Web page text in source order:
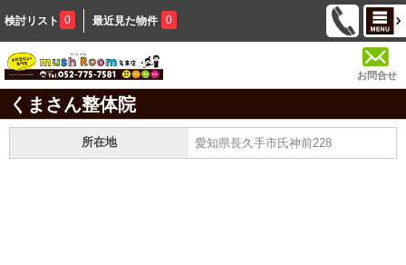
検討リスト 0 最近見た物件 0
お問合せ
くまさん整体院
所在地 愛知県長久手市氏神前228